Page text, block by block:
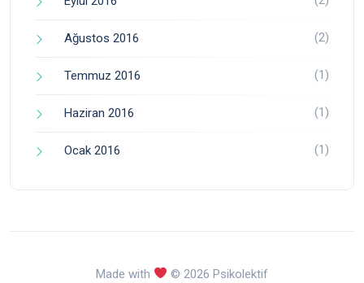
Ağustos 2016 (2)
Temmuz 2016 (1)
Haziran 2016 (1)
Ocak 2016 (1)
Made with © 2026 Psikolektif